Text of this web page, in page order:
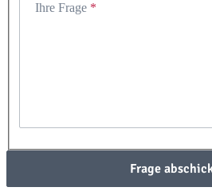
Ihre Frage
Frage